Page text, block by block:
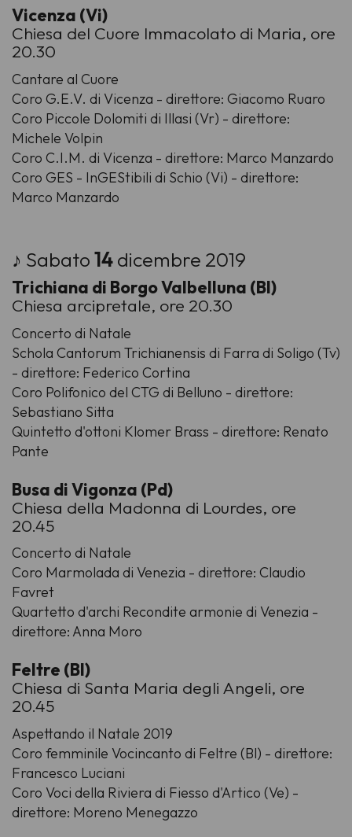
Vicenza (Vi)
Chiesa del Cuore Immacolato di Maria, ore
20.30
Cantare al Cuore
Coro G.E.V. di Vicenza - direttore: Giacomo Ruaro
Coro Piccole Dolomiti di Illasi (Vr) - direttore:
Michele Volpin
Coro C.I.M. di Vicenza - direttore: Marco Manzardo
Coro GES - InGEStibili di Schio (Vi) - direttore:
Marco Manzardo
♪ Sabato14dicembre 2019
Trichiana di Borgo Valbelluna (Bl)
Chiesa arcipretale, ore 20.30
Concerto di Natale
Schola Cantorum Trichianensis di Farra di Soligo (Tv)
- direttore: Federico Cortina
Coro Polifonico del CTG di Belluno - direttore:
Sebastiano Sitta
Quintetto d'ottoni Klomer Brass - direttore: Renato
Pante
Busa di Vigonza (Pd)
Chiesa della Madonna di Lourdes, ore
20.45
Concerto di Natale
Coro Marmolada di Venezia - direttore: Claudio
Favret
Quartetto d'archi Recondite armonie di Venezia -
direttore: Anna Moro
Feltre (Bl)
Chiesa di Santa Maria degli Angeli, ore
20.45
Aspettando il Natale 2019
Coro femminile Vocincanto di Feltre (Bl) - direttore:
Francesco Luciani
Coro Voci della Riviera di Fiesso d'Artico (Ve) -
direttore: Moreno Menegazzo